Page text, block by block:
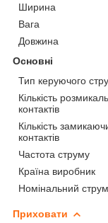
Ширина
Вага
Довжина
Основні
Тип керуючого
Кількість
контактів
Кількість
контактів
Частота струму
Країна виробник
Номінальний струм
Приховати